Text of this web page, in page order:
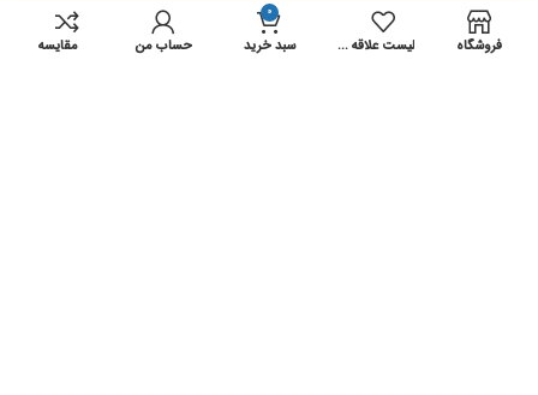
اصفهان، هشت بهشت غربی، کوچه 21، مجتمع 26، طبقه اول ،
واحد 22فروشگاه لیست علاقه مندی ها
0
سبد خرید حساب من مقايسه